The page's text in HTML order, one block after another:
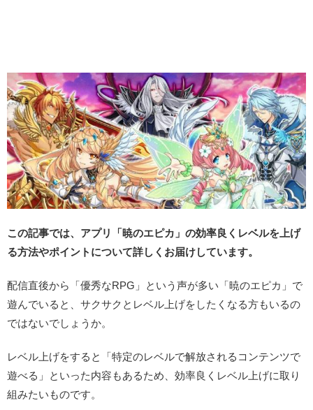
この記事では、アプリ「暁のエピカ」の効率良くレベルを上げ
る方法やポイントについて詳しくお届けしています。
配信直後から「優秀なRPG」という声が多い「暁のエピカ」で
遊んでいると、サクサクとレベル上げをしたくなる方もいるの
ではないでしょうか。
レベル上げをすると「特定のレベルで解放されるコンテンツで
遊べる」といった内容もあるため、効率良くレベル上げに取り
組みたいものです。